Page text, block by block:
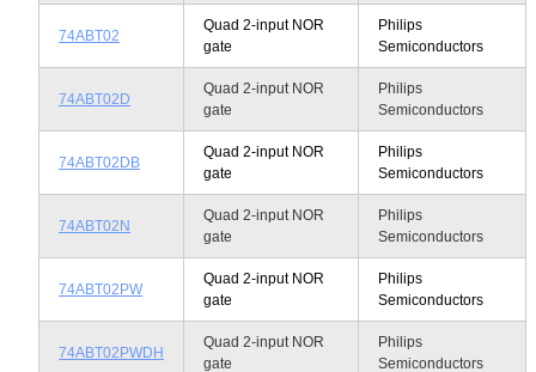
74ABT02
Quad 2-input NOR
gate
Philips
Semiconductors
74ABT02D
Quad 2-input NOR
gate
Philips
Semiconductors
74ABT02DB
Quad 2-input NOR
gate
Philips
Semiconductors
74ABT02N
Quad 2-input NOR
gate
Philips
Semiconductors
74ABT02PW
Quad 2-input NOR
gate
Philips
Semiconductors
74ABT02PWDH
Quad 2-input NOR
gate
Philips
Semiconductors